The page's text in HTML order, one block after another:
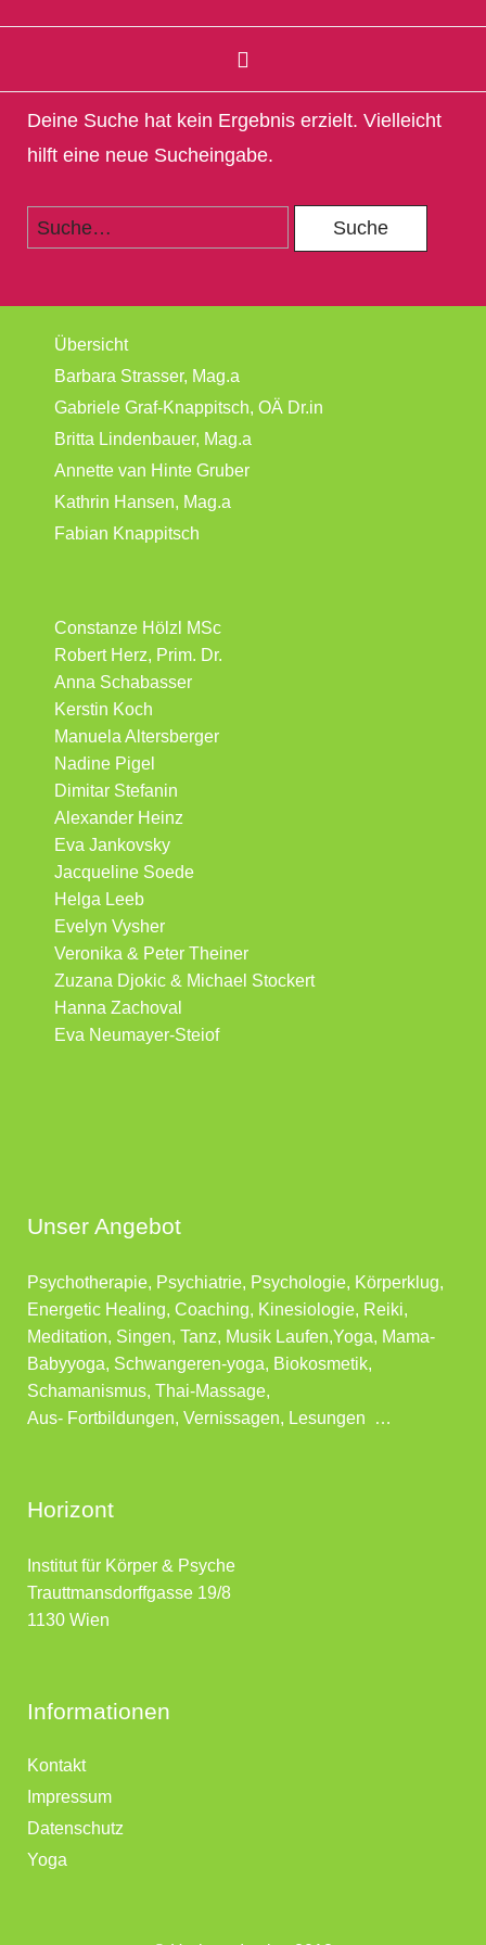
Deine Suche hat kein Ergebnis erzielt. Vielleicht
hilft eine neue Sucheingabe.
Übersicht
Barbara Strasser, Mag.a
Gabriele Graf-Knappitsch, OÄ Dr.in
Britta Lindenbauer, Mag.a
Annette van Hinte Gruber
Kathrin Hansen, Mag.a
Fabian Knappitsch
Constanze Hölzl MSc
Robert Herz, Prim. Dr.
Anna Schabasser
Kerstin Koch
Manuela Altersberger
Nadine Pigel
Dimitar Stefanin
Alexander Heinz
Eva Jankovsky
Jacqueline Soede
Helga Leeb
Evelyn Vysher
Veronika & Peter Theiner
Zuzana Djokic & Michael Stockert
Hanna Zachoval
Eva Neumayer-Steiof
Unser Angebot
Psychotherapie, Psychiatrie, Psychologie, Körperklug,
Energetic Healing, Coaching, Kinesiologie, Reiki,
Meditation, Singen, Tanz, Musik Laufen,Yoga, Mama-
Babyyoga, Schwangeren-yoga, Biokosmetik,
Schamanismus, Thai-Massage,
Aus- Fortbildungen, Vernissagen, Lesungen …
Horizont
Institut für Körper & Psyche
Trauttmansdorffgasse 19/8
1130 Wien
Informationen
Kontakt
Impressum
Datenschutz
Yoga